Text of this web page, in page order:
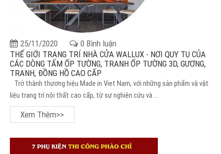
25/11/2020
0 Bình luận
THẾ GIỚI TRANG TRÍ NHÀ CỬA WALLUX - NƠI QUY TỤ CỦA
CÁC DÒNG TẤM ỐP TƯỜNG, TRANH ỐP TƯỜNG 3D, GƯƠNG,
TRANH, ĐỒNG HỒ CAO CẤP
Trở thành thương hiệu Made in Viet Nam, với những sản phẩm và vật
liệu trang trí nội thất cao cấp, từ sự nghiên cứu và ...
Xem Thêm>>